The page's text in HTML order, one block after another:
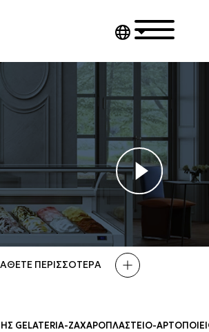
ΠΕΡΙΣΣΟΤΕΡΑ
GELATERIA-ΖΑΧΑΡΟΠΛΑΣΤΕΊΟ-